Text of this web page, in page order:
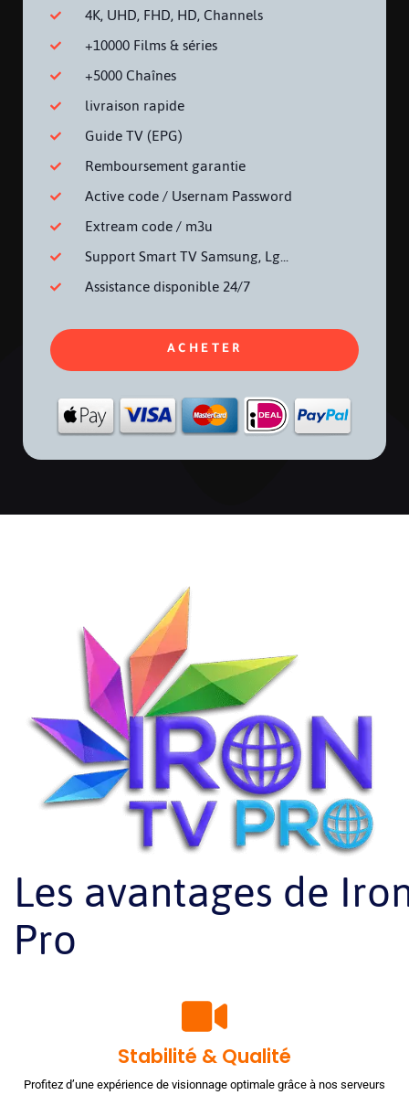
4K, UHD, FHD, HD, Channels
+10000 Films & séries
+5000 Chaînes
livraison rapide
Guide TV (EPG)
Remboursement garantie
Active code / Usernam Password
Extream code / m3u
Support Smart TV Samsung, Lg...
Assistance disponible 24/7
ACHETER
Les avantages de
Pro
Stabilité & Qualité
Profitez d’une expérience de visionnage optimale grâce à nos serveurs